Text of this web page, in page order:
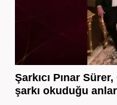
Şarkıcı Pınar
şarkı okuduğu